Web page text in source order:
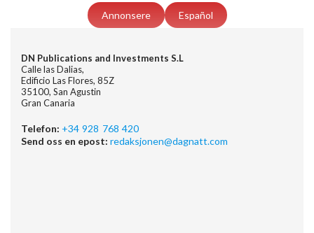
Annonsere Español
DN Publications and Investments S.L
Calle las Dalias,
Edificio Las Flores, 85Z
35100, San Agustin
Gran Canaria
Telefon: +34 928 768 420
Send oss en epost: redaksjonen@dagnatt.com